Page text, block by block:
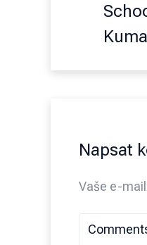
Napsat
Vaše e-